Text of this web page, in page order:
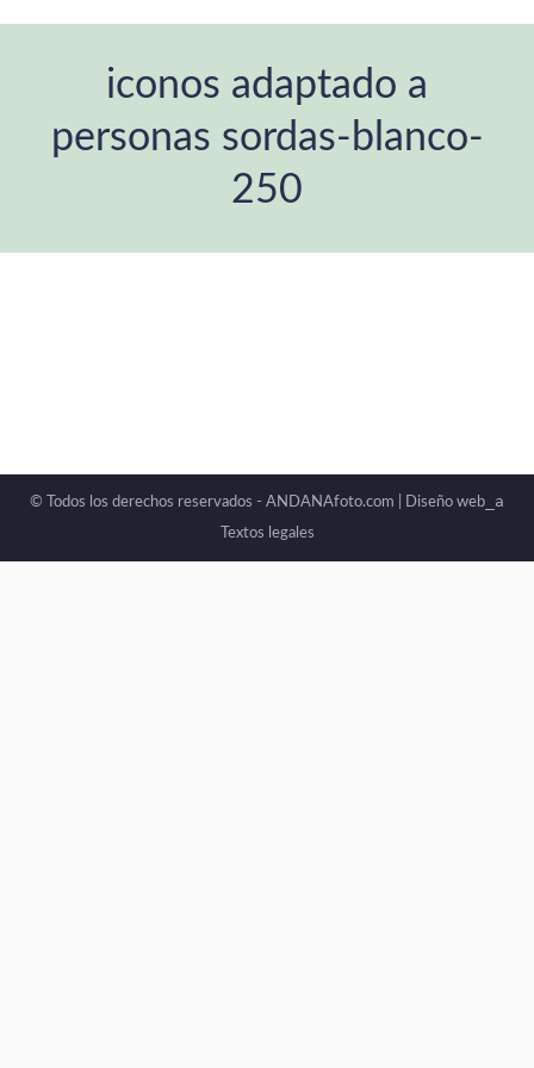
iconos adaptado a
personas sordas-blanco-
250
© Todos los derechos reservados - ANDANAfoto.com | Diseño web _a
Textos legales